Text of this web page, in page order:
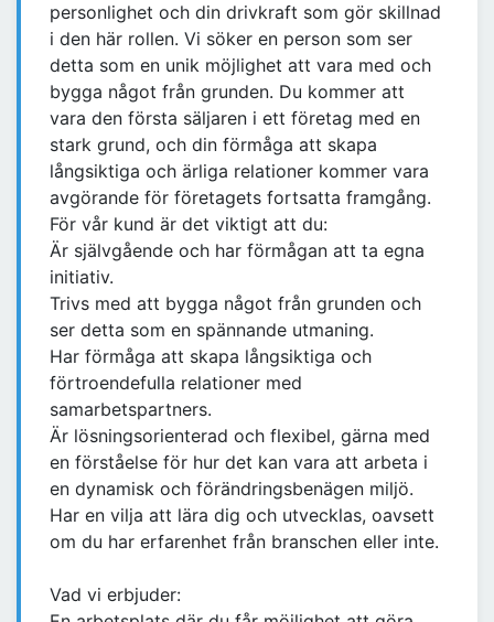
personlighet och din drivkraft som gör skillnad
i den här rollen. Vi söker en person som ser
detta som en unik möjlighet att vara med och
bygga något från grunden. Du kommer att
vara den första säljaren i ett företag med en
stark grund, och din förmåga att skapa
långsiktiga och ärliga relationer kommer vara
avgörande för företagets fortsatta framgång.
För vår kund är det viktigt att du:
Är självgående och har förmågan att ta egna
initiativ.
Trivs med att bygga något från grunden och
ser detta som en spännande utmaning.
Har förmåga att skapa långsiktiga och
förtroendefulla relationer med
samarbetspartners.
Är lösningsorienterad och flexibel, gärna med
en förståelse för hur det kan vara att arbeta i
en dynamisk och förändringsbenägen miljö.
Har en vilja att lära dig och utvecklas, oavsett
om du har erfarenhet från branschen eller inte.
Vad vi erbjuder: